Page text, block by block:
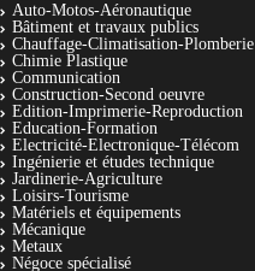
Auto-Motos-Aéronautique
Bâtiment et travaux publics
Chauffage-Climatisation-Plomberie
Chimie Plastique
Communication
Construction-Second oeuvre
Edition-Imprimerie-Reproduction
Education-Formation
Electricité-Electronique-Télécom
Ingénierie et études technique
Jardinerie-Agriculture
Loisirs-Tourisme
Matériels et équipements
Mécanique
Metaux
Négoce spécialisé